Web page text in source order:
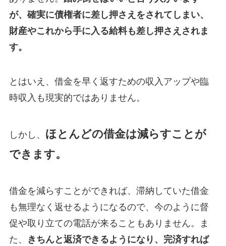
が、確実に債権者に差し押さえをされてしまい、
財産やこれから手に入る給料も差し押さえされま
す。
とはいえ、借金を早く返すための収入アップや臨
時収入も現実的ではありません。
しかし、 ほとんどの借金は減らすことが
できます。
借金を減らすことができれば、滞納していた借金
も無理なく返せるようになるので、今のように督
促や取り立ての電話が来ることもありません。ま
た、
きちんと返済できるようになり、完済すれば